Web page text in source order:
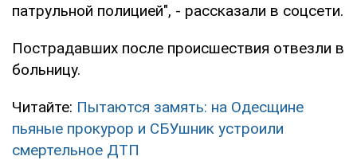
патрульной полицией", - рассказали в соцсети.
Пострадавших после происшествия отвезли в
больницу.
Читайте: Пытаются замять: на Одесщине
пьяные прокурор и СБУшник устроили
смертельное ДТП